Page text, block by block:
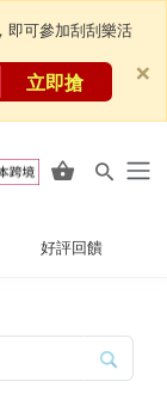
好評回饋
即可參加刮刮樂活
立即搶 ×